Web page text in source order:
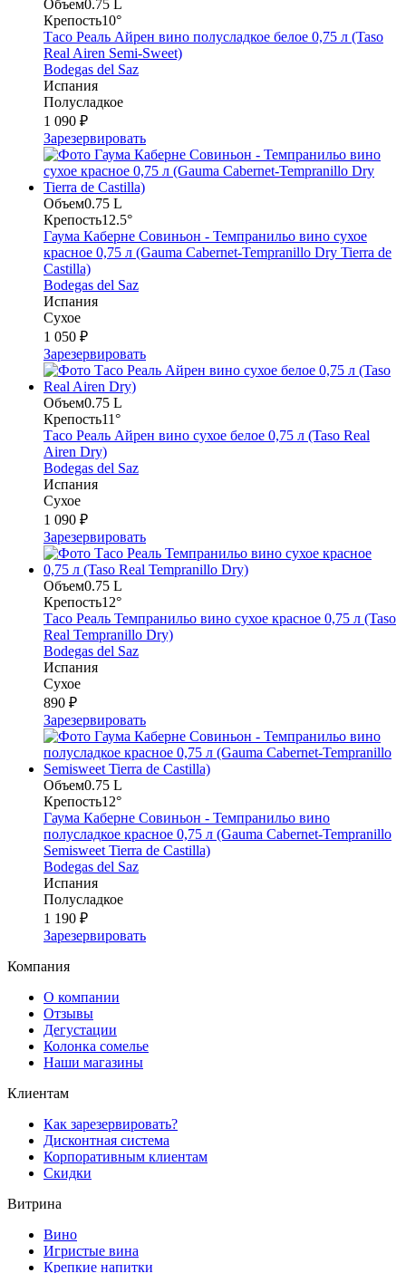
Объем0.75 L
Крепость10°
Тасо Реаль Айрен вино полусладкое белое 0,75 л (Taso
Real Airen Semi-Sweet)
Bodegas del Saz
Испания
Полусладкое
1 090 ₽
Зарезервировать
Объем0.75 L
Крепость12.5°
Гаума Каберне Совиньон - Темпранильо вино сухое
красное 0,75 л (Gauma Cabernet-Tempranillo Dry Tierra de
Castilla)
Bodegas del Saz
Испания
Сухое
1 050 ₽
Зарезервировать
Объем0.75 L
Крепость11°
Тасо Реаль Айрен вино сухое белое 0,75 л (Taso Real
Airen Dry)
Bodegas del Saz
Испания
Сухое
1 090 ₽
Зарезервировать
Объем0.75 L
Крепость12°
Тасо Реаль Темпранильо вино сухое красное 0,75 л (Taso
Real Tempranillo Dry)
Bodegas del Saz
Испания
Сухое
890 ₽
Зарезервировать
Объем0.75 L
Крепость12°
Гаума Каберне Совиньон - Темпранильо вино
полусладкое красное 0,75 л (Gauma Cabernet-Tempranillo
Semisweet Tierra de Castilla)
Bodegas del Saz
Испания
Полусладкое
1 190 ₽
Зарезервировать
Компания
О компании
Отзывы
Дегустации
Колонка сомелье
Наши магазины
Клиентам
Как зарезервировать?
Дисконтная система
Корпоративным клиентам
Скидки
Витрина
Вино
Игристые вина
Крепкие напитки